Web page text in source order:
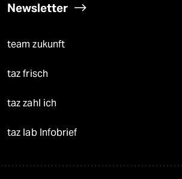
Newsletter
team zukunft
taz frisch
taz zahl ich
taz lab Infobrief